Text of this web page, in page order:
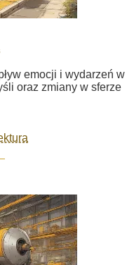
emocji i wydarzeń w
oraz zmiany w sferze